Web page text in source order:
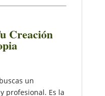
Creación
un
profesional. Es la